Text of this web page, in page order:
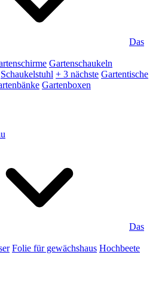
Das
Gartenschaukeln
Schaukelstuhl + 3 nächste Gartentische
Gartenboxen
Das
Folie für gewächshaus Hochbeete